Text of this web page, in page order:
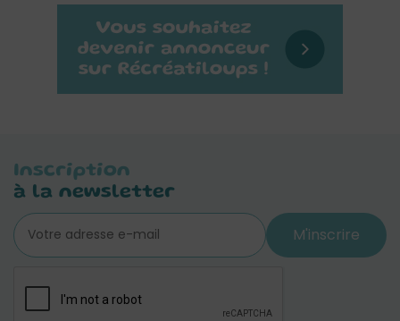
Inscription
à la newsletter
M'inscrire